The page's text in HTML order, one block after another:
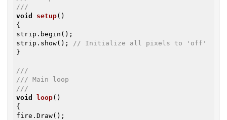
///
void
setup()
{
strip.begin();
strip.show();
// Initialize all pixels to 'off'
}
///
/// Main loop
///
void
loop()
{
fire.Draw();